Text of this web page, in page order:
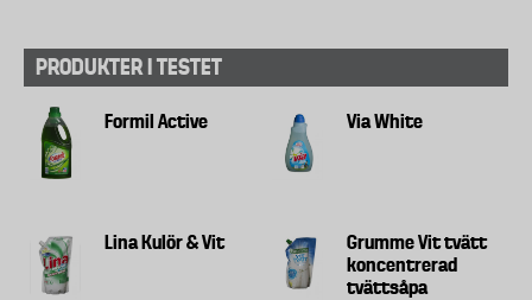
PRODUKTER I TESTET
Formil Active Via White
Lina Kulör & Vit
Grumme Vit tvätt
koncentrerad
tvättsåpa